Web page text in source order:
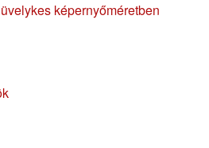
képernyőméretben